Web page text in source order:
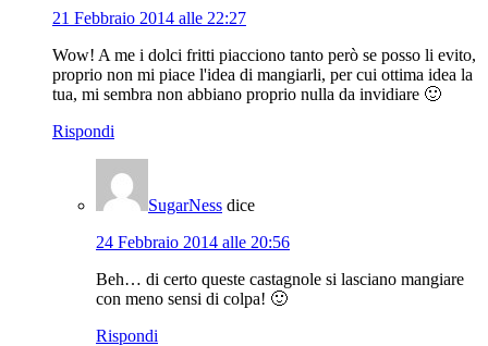
21 Febbraio 2014 alle 22:27
Wow! A me i dolci fritti piacciono tanto però se posso li evito,
proprio non mi piace l'idea di mangiarli, per cui ottima idea la
tua, mi sembra non abbiano proprio nulla da invidiare 🙂
Rispondi
SugarNess dice
24 Febbraio 2014 alle 20:56
Beh… di certo queste castagnole si lasciano mangiare
con meno sensi di colpa! 🙂
Rispondi